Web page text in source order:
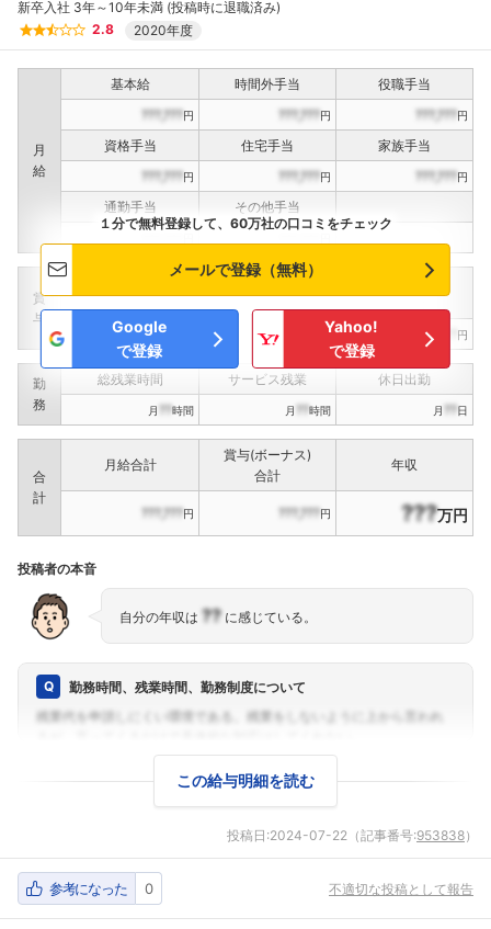
こちらの企業もフォローしませんか？
新卒入社 3年～10年未満 (投稿時に退職済み)
2.8
2020年度
月
給
基本給 時間外手当
役職手当
???,???円 ???,???円 ???,???円
資格手当 住宅手当
家族手当
???,???円 ???,???円 ???,???円
通勤手当
その他手当
賞
与
インセンティブ賞与
決算賞与
???,??? ???,??? 円 ???,??? 円
勤
務
総残業時間 サービス残業 休日出勤
月 ??時間 月 ??時間 月 ??日
合
計
月給合計
賞与(ボーナス)
合計
年収
???,???円 ???,???円 ???万円
１分で無料登録して、60万社の口コミをチェック
メールで登録（無料）
Google
で登録
Yahoo!
で登録
投稿者の本音
自分の年収は ??に感じている。
勤務時間、残業時間、勤務制度について
この給与明細を読む
投稿日:2024-07-22 （記事番号:953838）
参考になった 0 不適切な投稿として報告